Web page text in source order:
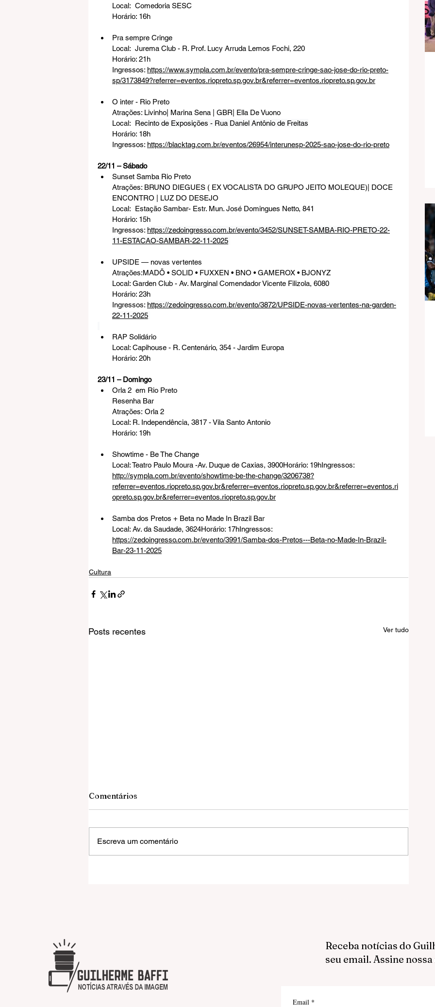
Local:  Comedoria SESC
Horário: 16h
Pra sempre Cringe
Local:  Jurema Club - R. Prof. Lucy Arruda Lemos Fochi, 220
Horário: 21h
Ingressos: https://www.sympla.com.br/evento/pra-sempre-cringe-sao-jose-do-rio-preto-
sp/3173849?referrer=eventos.riopreto.sp.gov.br&referrer=eventos.riopreto.sp.gov.br
O inter - Rio Preto
Atrações: Livinho| Marina Sena | GBR| Ella De Vuono
Local:
Recinto de Exposições - Rua Daniel Antônio de Freitas
Horário: 18h
Ingressos: https://blacktag.com.br/eventos/26954/interunesp-2025-sao-jose-do-rio-preto
22/11 – Sábado
Sunset Samba Rio Preto
Atrações: BRUNO DIEGUES ( EX VOCALISTA DO GRUPO JEITO MOLEQUE)| DOCE
ENCONTRO | LUZ DO DESEJO
Local:  Estação Sambar- Estr. Mun. José Domingues Netto, 841
Horário: 15h
Ingressos: https://zedoingresso.com.br/evento/3452/SUNSET-SAMBA-RIO-PRETO-22-
11-ESTACAO-SAMBAR-22-11-2025
UPSIDE — novas vertentes
Atrações:MADÖ • SOLID • FUXXEN • BNO • GAMEROX • BJONYZ
Local: Garden Club - Av. Marginal Comendador Vicente Filizola, 6080
Horário: 23h
Ingressos: https://zedoingresso.com.br/evento/3872/UPSIDE-novas-vertentes-na-garden-
22-11-2025
RAP Solidário
Local: Capihouse - R. Centenário, 354 - Jardim Europa
Horário: 20h
23/11 – Domingo
Orla 2  em Rio Preto
Resenha Bar
Atrações: Orla 2
Local: R. Independência, 3817 - Vila Santo Antonio
Horário: 19h
Showtime - Be The Change
Local: Teatro Paulo Moura -Av. Duque de Caxias, 3900Horário: 19hIngressos:
http://sympla.com.br/evento/showtime-be-the-change/3206738?
referrer=eventos.riopreto.sp.gov.br&referrer=eventos.riopreto.sp.gov.br&referrer=eventos.ri
opreto.sp.gov.br&referrer=eventos.riopreto.sp.gov.br
Samba dos Pretos + Beta no Made In Brazil Bar
Local: Av. da Saudade, 3624Horário: 17hIngressos:
https://zedoingresso.com.br/evento/3991/Samba-dos-Pretos---Beta-no-Made-In-Brazil-
Bar-23-11-2025
Cultura
Posts recentes Ver tudo
Comentários
Escreva um comentário
Receba notícias do
seu email. Assine
Email *